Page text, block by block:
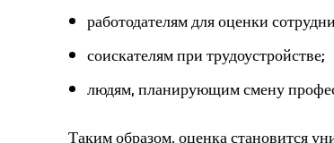
работодателям для оценки
соискателям при трудоустройстве;
людям, планирующим смену
Таким образом, оценка становится